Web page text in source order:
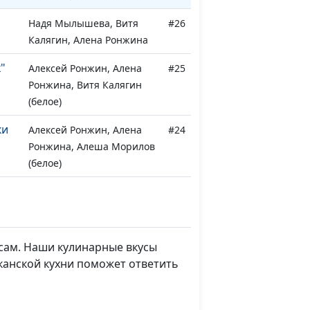
Надя Мылышева, Витя
Калягин, Алена Ронжина
#26
Алексей Ронжин, Алена
Ронжина, Витя Калягин
(белое)
#25
Алексей Ронжин, Алена
Ронжина, Алеша Морилов
(белое)
#24
(белое)
Алексей Ронжин, Витя
Калягин, Алёна Ронжина
Наши кулинарные вкусы
кухни поможет ответить